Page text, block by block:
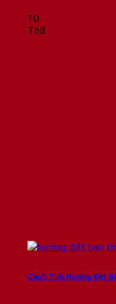
10
Th8
Cách Tính Hướng Đặt